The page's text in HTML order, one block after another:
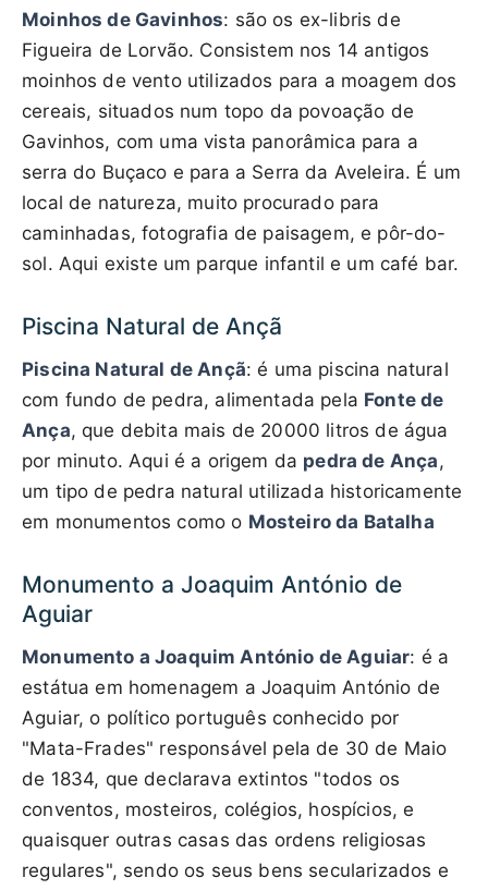
Moinhos de Gavinhos: são os ex-libris de
Figueira de Lorvão. Consistem nos 14 antigos
moinhos de vento utilizados para a moagem dos
cereais, situados num topo da povoação de
Gavinhos, com uma vista panorâmica para a
serra do Buçaco e para a Serra da Aveleira. É um
local de natureza, muito procurado para
caminhadas, fotografia de paisagem, e pôr-do-
sol. Aqui existe um parque infantil e um café bar.
Piscina Natural de Ançã
Piscina Natural de Ançã: é uma piscina natural
com fundo de pedra, alimentada pela Fonte de
Ança, que debita mais de 20000 litros de água
por minuto. Aqui é a origem da pedra de Ança,
um tipo de pedra natural utilizada historicamente
em monumentos como o Mosteiro da Batalha
Monumento a Joaquim António de
Aguiar
Monumento a Joaquim António de Aguiar: é a
estátua em homenagem a Joaquim António de
Aguiar, o político português conhecido por
"Mata-Frades" responsável pela de 30 de Maio
de 1834, que declarava extintos "todos os
conventos, mosteiros, colégios, hospícios, e
quaisquer outras casas das ordens religiosas
regulares", sendo os seus bens secularizados e